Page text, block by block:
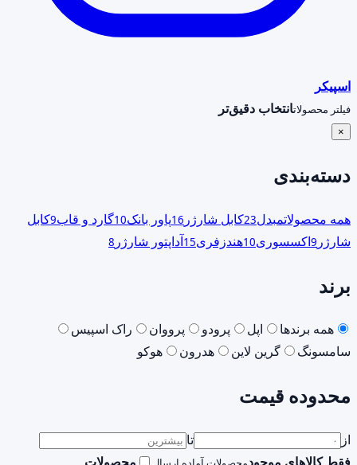
اسپیکر
فیلتر محصولاتانتخاب دقیق‌تر
×
دسته‌بندی
همه محصولاتمبدل23کابل شارژر 16پاور بانک10گارد و قاب9کابل
شارژر 9اکسسوری10هندزفری15آداپتور شارژر 8
برند
همه برندها اپل پرودو پرووان
راک اسپیس
سامسونگ
گرین لاین هدرون هوکو
محدوده قیمت
از
تا